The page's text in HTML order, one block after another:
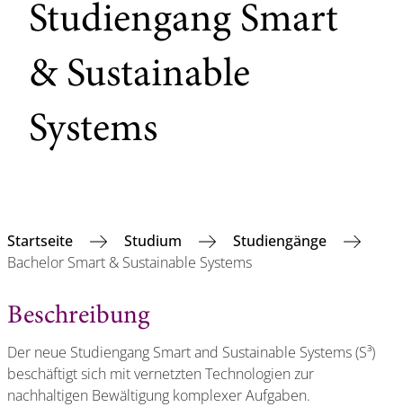
Studiengang Smart
& Sustainable
Systems
Startseite Studium
Studiengänge
Bachelor Smart & Sustainable Systems
Beschreibung
Der neue Studiengang Smart and Sustainable Systems (S³)
beschäftigt sich mit vernetzten Technologien zur
nachhaltigen Bewältigung komplexer Aufgaben.